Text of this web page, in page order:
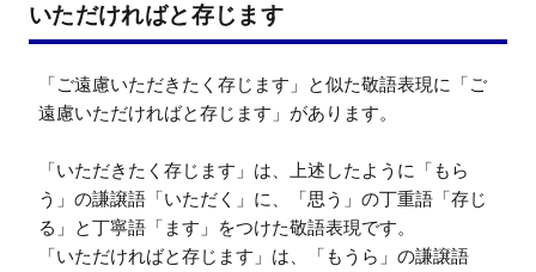
いただければと存じます
「ご遠慮いただきたく存じます」と似た敬語表現に「ご
遠慮いただければと存じます」があります。
「いただきたく存じます」は、上述したように「もら
う」の謙譲語「いただく」に、「思う」の丁重語「存じ
る」と丁寧語「ます」をつけた敬語表現です。
「いただければと存じます」は、「もうら」の謙譲語